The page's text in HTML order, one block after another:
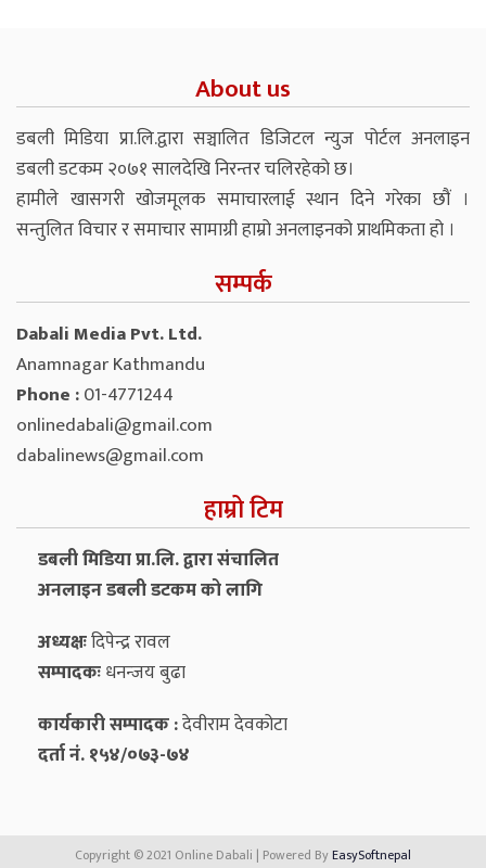
About us
डबली मिडिया प्रा.लि.द्वारा सञ्चालित डिजिटल न्युज पोर्टल अनलाइन
डबली डटकम २०७१ सालदेखि निरन्तर चलिरहेको छ।
हामीले खासगरी खोजमूलक समाचारलाई स्थान दिने गरेका छौं ।
सन्तुलित विचार र समाचार सामाग्री हाम्रो अनलाइनको प्राथमिकता हो ।
सम्पर्क
Dabali Media Pvt. Ltd.
Anamnagar Kathmandu
Phone :01-4771244
onlinedabali@gmail.com
dabalinews@gmail.com
हाम्रो टिम
डबली मिडिया प्रा.लि. द्वारा संचालित
अनलाइन डबली डटकम को लागि
अध्यक्षःदिपेन्द्र रावल
सम्पादकःधनन्‍जय बुढा
कार्यकारी सम्पादक :देवीराम देवकोटा
दर्ता नं. १५४/०७३-७४
Copyright © 2021 Online Dabali | Powered ByEasySoftnepal